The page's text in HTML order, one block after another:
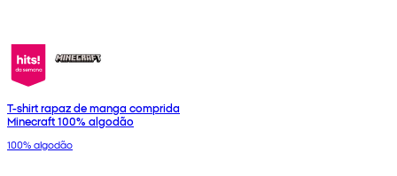
T-shirt rapaz de manga comprida
Minecraft 100% algodão
100% algodão